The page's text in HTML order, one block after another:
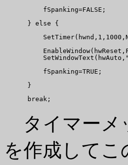
          fSpanking=FALSE;
      } else {
SetWindowText(hwAuto,"
          fSpanking=TRUE;
      }
タイマーメ
を作成して